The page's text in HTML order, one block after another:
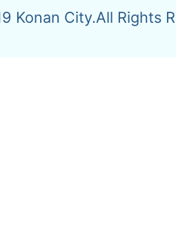
Konan City.All Rights